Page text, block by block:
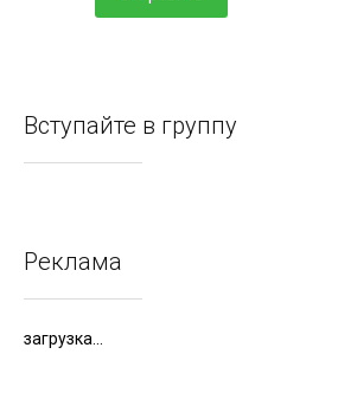
Вступайте в группу
Реклама
загрузка...